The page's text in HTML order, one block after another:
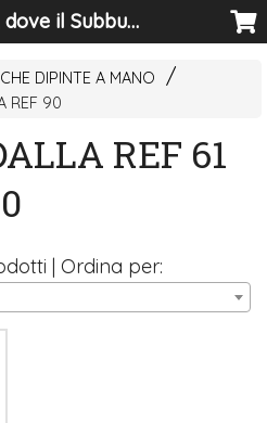
SUBBART, dove il Subbuteo diventa arte
DIPINTE A MANO
REF 90
REF 61
| Ordina per: